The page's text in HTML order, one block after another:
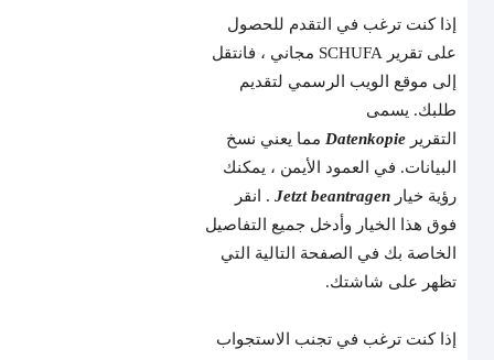
إذا كنت ترغب في التقدم للحصول
على تقرير SCHUFA مجاني ، فانتقل
إلى موقع الويب الرسمي لتقديم
طلبك. يسمى
التقريرDatenkopie مما يعني نسخ
البيانات. في العمود الأيمن ، يمكنك
رؤية خيارJetzt beantragen . انقر
فوق هذا الخيار وأدخل جميع التفاصيل
الخاصة بك في الصفحة التالية التي
تظهر على شاشتك.
إذا كنت ترغب في تجنب الاستجواب